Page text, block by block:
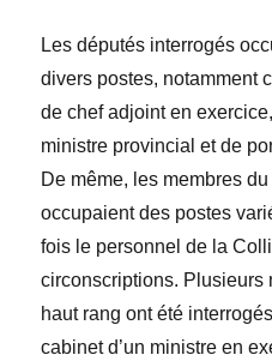
Les députés interrogés
divers postes, notamment
de chef adjoint en
ministre provincial et de
De même, les membres
occupaient des postes
fois le personnel de la
circonscriptions. Plusieurs
haut rang ont été
cabinet d’un ministre en